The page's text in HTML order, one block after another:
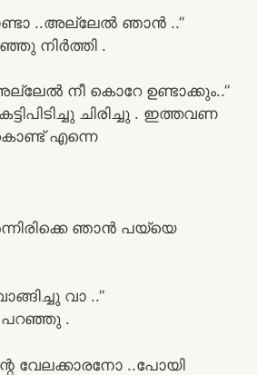
..അല്ലേൽ ഞാൻ ..”
നിർത്തി .
നീ കൊറേ ഉണ്ടാക്കും..”
ചിരിച്ചു . ഇത്തവണ
എന്നെ
ഞാൻ പയ്യെ
വാ ..”
.
വേലക്കാരനോ ..പോയി